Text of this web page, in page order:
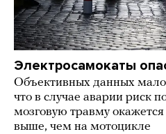
Электросамокаты
Объективных данных
что в случае аварии риск
мозговую травму
выше, чем на мотоцикле